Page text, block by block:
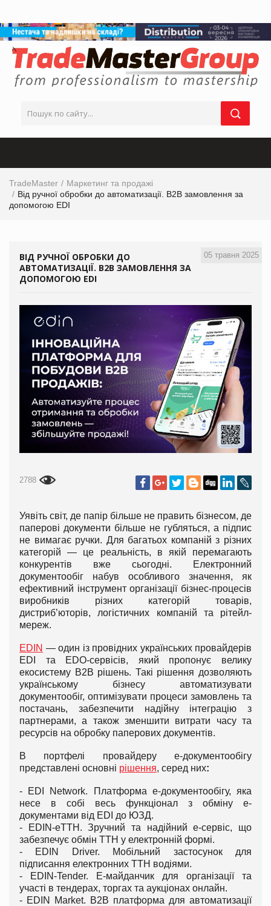
TradeMaster
Маркетинг та продажі
Від ручної обробки до автоматизації. B2B замовлення за
допомогою EDI
05 травня 2025
ВІД РУЧНОЇ ОБРОБКИ ДО
АВТОМАТИЗАЦІЇ. B2B ЗАМОВЛЕННЯ ЗА
ДОПОМОГОЮ EDI
2788
Уявіть світ, де папір більше не править бізнесом, де
паперові документи більше не губляться, а підпис
не вимагає ручки. Для багатьох компаній з різних
категорій — це реальність, в якій перемагають
конкурентів вже сьогодні. Електронний
документообіг набув особливого значення, як
ефективний інструмент організації бізнес-процесів
виробників різних категорій товарів,
дистриб’юторів, логістичних компаній та рітейл-
мереж.
EDIN — один із провідних українських провайдерів
EDI та EDO-сервісів, який пропонує велику
екосистему B2B рішень. Такі рішення дозволяють
українському бізнесу автоматизувати
документообіг, оптимізувати процеси замовлень та
постачань, забезпечити надійну інтеграцію з
партнерами, а також зменшити витрати часу та
ресурсів на обробку паперових документів.
В портфелі провайдеру е-документообігу
представлені основні рішення, серед них:
- EDI Network. Платформа е-документообігу, яка
несе в собі весь функціонал з обміну е-
документами від EDI до ЮЗД.
- EDIN-eТТН. Зручний та надійний е-сервіс, що
забезпечує обмін ТТН у електронній формі.
- EDIN Driver. Мобільний застосунок для
підписання електронних ТТН водіями.
- EDIN-Tender. Е-майданчик для організації та
участі в тендерах, торгах та аукціонах онлайн.
- EDIN Market. B2B платформа для автоматизації